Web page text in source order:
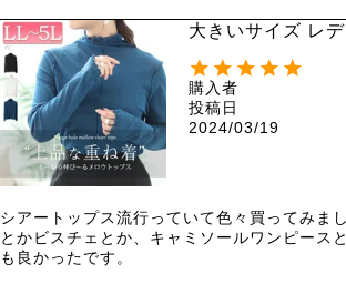
大きいサイズ レ
購入者
投稿日
2024/03/19
シアートップス流行っていて色々買ってみま
とかビスチェとか、キャミソールワンピース
も良かったです。